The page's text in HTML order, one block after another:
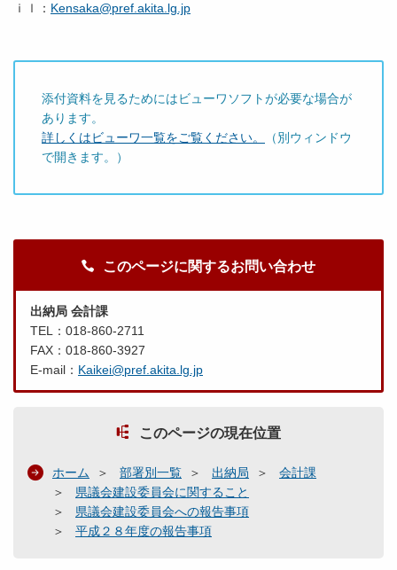
ｉｌ： Kensaka@pref.akita.lg.jp
添付資料を見るためにはビューワソフトが必要な場合が
あります。
詳しくはビューワ一覧をご覧ください。
（別ウィンドウ
で開きます。）
このページに関するお問い合わせ
出納局 会計課
TEL：018-860-2711
FAX：018-860-3927
E-mail： Kaikei@pref.akita.lg.jp
このページの現在位置
ホーム 部署別一覧 出納局
会計課
県議会建設委員会に関すること
県議会建設委員会への報告事項
平成２８年度の報告事項